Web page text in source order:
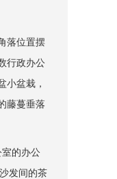
落位置摆
行政办公
小盆栽，
藤蔓垂落
的办公
发间的茶